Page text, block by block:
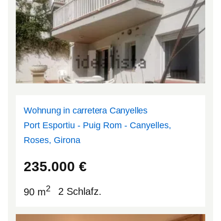
Wohnung in carretera Canyelles
Port Esportiu - Puig Rom - Canyelles,
Roses, Girona
235.000 €
90 m2 2 Schlafz.